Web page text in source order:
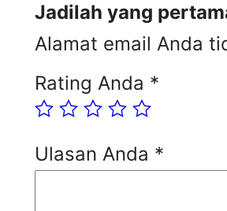
Jadilah yang
Alamat email Anda
Rating Anda *
Ulasan Anda *